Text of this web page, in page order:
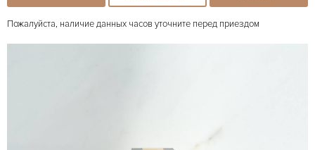
Пожалуйста, наличие данных часов уточните перед приездом